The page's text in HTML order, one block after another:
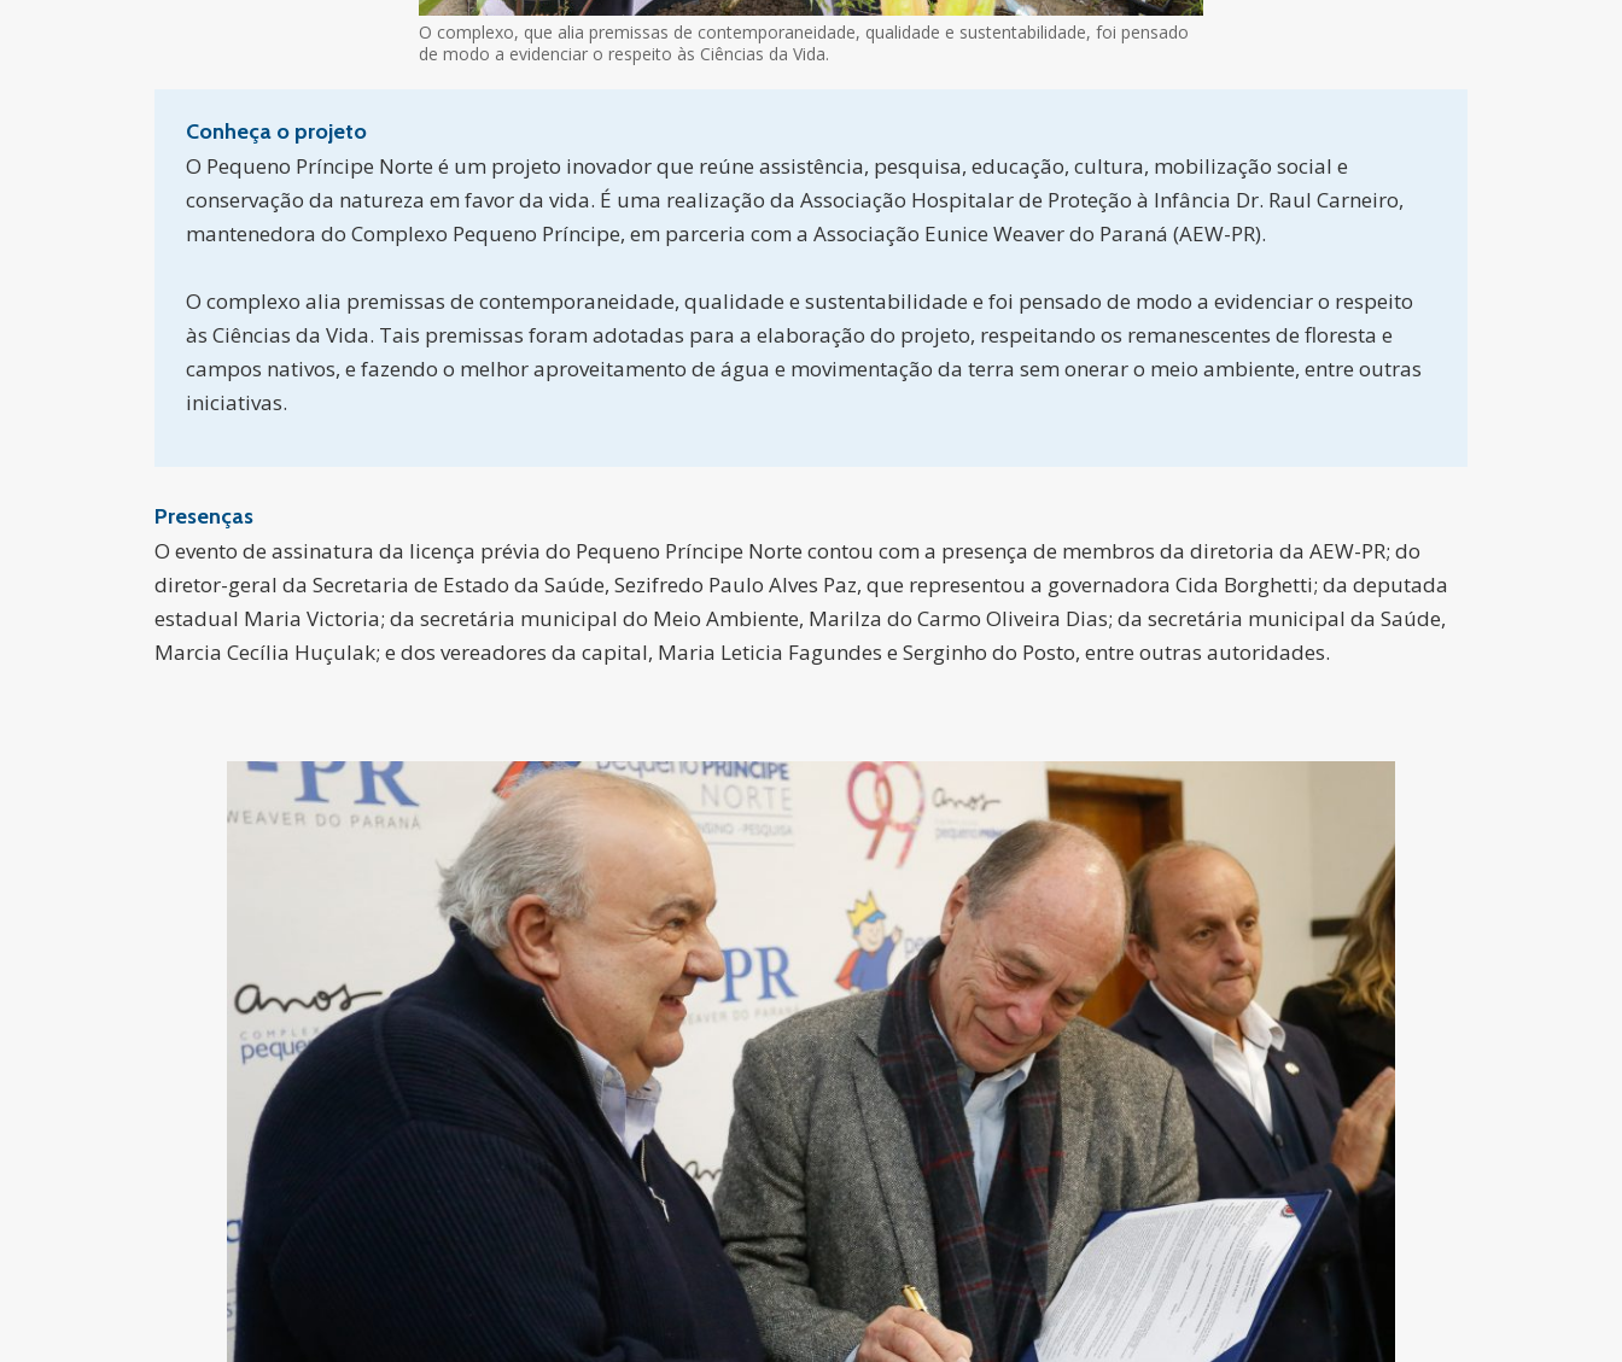
O complexo, que alia premissas de contemporaneidade, qualidade e sustentabilidade, foi pensado
de modo a evidenciar o respeito às Ciências da Vida.
Conheça o projeto
O Pequeno Príncipe Norte é um projeto inovador que reúne assistência, pesquisa, educação, cultura, mobilização social e
conservação da natureza em favor da vida. É uma realização da Associação Hospitalar de Proteção à Infância Dr. Raul Carneiro,
mantenedora do Complexo Pequeno Príncipe, em parceria com a Associação Eunice Weaver do Paraná (AEW-PR).
O complexo alia premissas de contemporaneidade, qualidade e sustentabilidade e foi pensado de modo a evidenciar o respeito
às Ciências da Vida. Tais premissas foram adotadas para a elaboração do projeto, respeitando os remanescentes de floresta e
campos nativos, e fazendo o melhor aproveitamento de água e movimentação da terra sem onerar o meio ambiente, entre outras
iniciativas.
Presenças
O evento de assinatura da licença prévia do Pequeno Príncipe Norte contou com a presença de membros da diretoria da AEW-PR; do
diretor-geral da Secretaria de Estado da Saúde, Sezifredo Paulo Alves Paz, que representou a governadora Cida Borghetti; da deputada
estadual Maria Victoria; da secretária municipal do Meio Ambiente, Marilza do Carmo Oliveira Dias; da secretária municipal da Saúde,
Marcia Cecília Huçulak; e dos vereadores da capital, Maria Leticia Fagundes e Serginho do Posto, entre outras autoridades.